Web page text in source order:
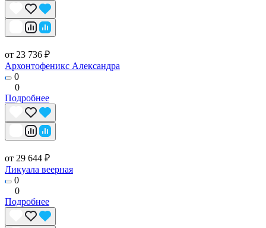
от 23 736 ₽
Архонтофеникс Александра
0
0
Подробнее
от 29 644 ₽
Ликуала веерная
0
0
Подробнее